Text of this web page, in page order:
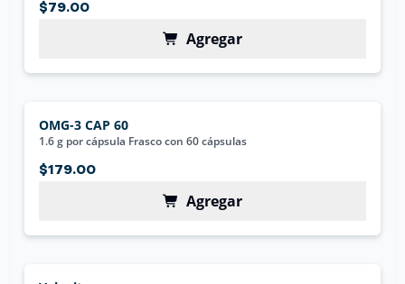
$79.00
Agregar
OMG-3 CAP 60
1.6 g por cápsula Frasco con 60 cápsulas
$179.00
Agregar